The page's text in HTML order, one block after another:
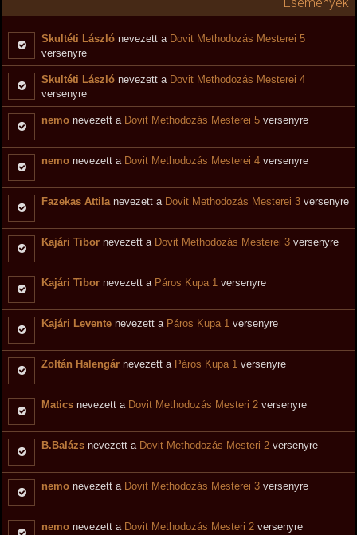
Skultéti László nevezett a Dovit Methodozás Mesterei 5
versenyre
Skultéti László nevezett a Dovit Methodozás Mesterei 4
versenyre
nemo nevezett a Dovit Methodozás Mesterei 5 versenyre
nemo nevezett a Dovit Methodozás Mesterei 4 versenyre
Fazekas Attilanevezett a Dovit Methodozás Mesterei 3 versenyre
Kajári Tibor nevezett a Dovit Methodozás Mesterei 3 versenyre
Kajári Tibor nevezett a Páros Kupa 1 versenyre
Kajári Levente nevezett a Páros Kupa 1 versenyre
Zoltán Halengár nevezett a Páros Kupa 1 versenyre
Matics nevezett a Dovit Methodozás Mesteri 2 versenyre
B.Balázs nevezett a Dovit Methodozás Mesteri 2 versenyre
nemo nevezett a Dovit Methodozás Mesterei 3 versenyre
nemo nevezett a Dovit Methodozás Mesteri 2 versenyre